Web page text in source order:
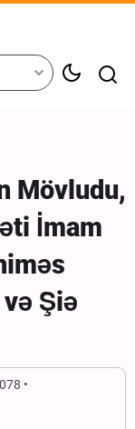
Mövludu,
İmam
Şiə